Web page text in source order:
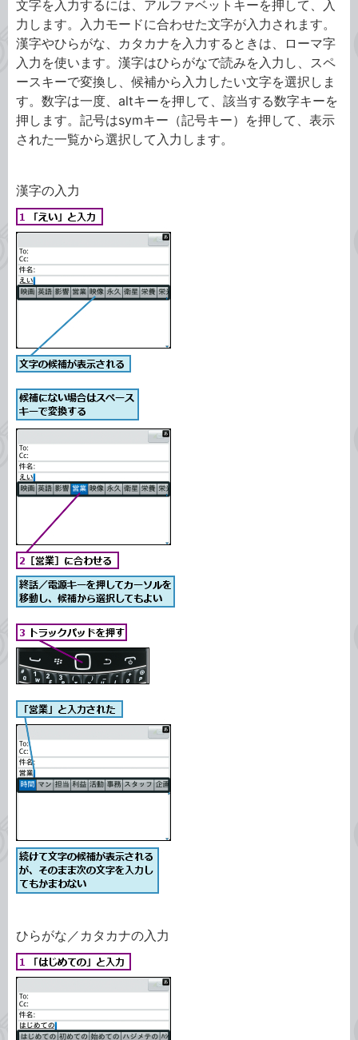
文字を入力するには、アルファベットキーを押して、入
力します。入力モードに合わせた文字が入力されます。
漢字やひらがな、カタカナを入力するときは、ローマ字
入力を使います。漢字はひらがなで読みを入力し、スペ
ースキーで変換し、候補から入力したい文字を選択しま
す。数字は一度、altキーを押して、該当する数字キーを
押します。記号はsymキー（記号キー）を押して、表示
された一覧から選択して入力します。
漢字の入力
ひらがな／カタカナの入力